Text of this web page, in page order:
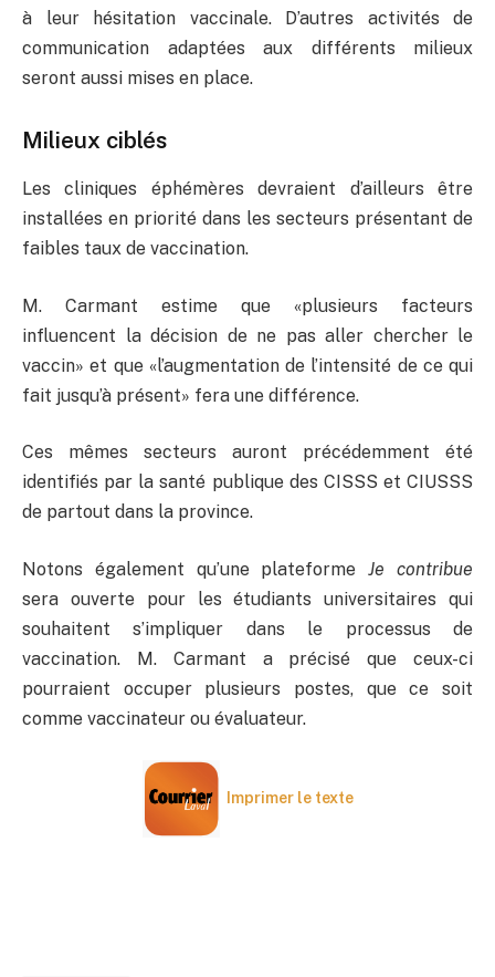
à leur hésitation vaccinale. D’autres activités de
communication adaptées aux différents milieux
seront aussi mises en place.
Milieux ciblés
Les cliniques éphémères devraient d’ailleurs être
installées en priorité dans les secteurs présentant de
faibles taux de vaccination.
M. Carmant estime que «plusieurs facteurs
influencent la décision de ne pas aller chercher le
vaccin» et que «l’augmentation de l’intensité de ce qui
fait jusqu’à présent» fera une différence.
Ces mêmes secteurs auront précédemment été
identifiés par la santé publique des CISSS et CIUSSS
de partout dans la province.
Notons également qu’une plateformeJe contribue
sera ouverte pour les étudiants universitaires qui
souhaitent s’impliquer dans le processus de
vaccination. M. Carmant a précisé que ceux-ci
pourraient occuper plusieurs postes, que ce soit
comme vaccinateur ou évaluateur.
Imprimer le texte